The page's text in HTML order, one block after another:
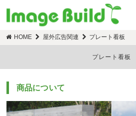
HOME 屋外広告関連 プレート看板
プレート看板
商品について